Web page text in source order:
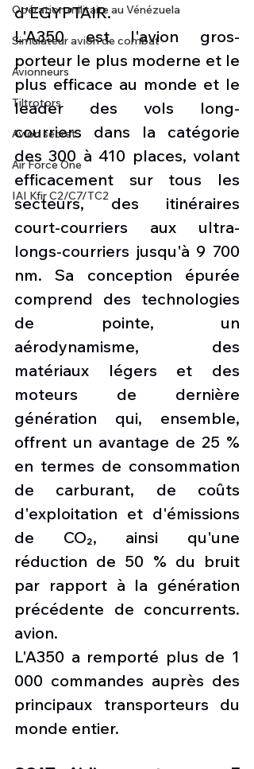
Opération militaire au Vénézuela
Simulateur avion de combat
Avionneurs
Tiltrotors
Avion secret
Air Force One
IAI Kfir C2/C7/TC2
d'EGYPTAIR.
L'A350 est l'avion gros-
porteur le plus moderne et le
plus efficace au monde et le
leader des vols long-
courriers dans la catégorie
des 300 à 410 places, volant
efficacement sur tous les
secteurs, des itinéraires
court-courriers aux ultra-
longs-courriers jusqu'à 9 700
nm. Sa conception épurée
comprend des technologies
de pointe, un
aérodynamisme, des
matériaux légers et des
moteurs de dernière
génération qui, ensemble,
offrent un avantage de 25 %
en termes de consommation
de carburant, de coûts
d'exploitation et d'émissions
de CO₂, ainsi qu'une
réduction de 50 % du bruit
par rapport à la génération
précédente de concurrents.
avion.
L'A350 a remporté plus de 1
000 commandes auprès des
principaux transporteurs du
monde entier.